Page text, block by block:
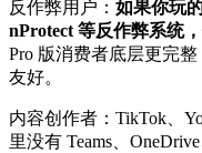
反作弊用户： 如果你玩
nProtect 等反作弊系统
Pro 版消费者底层更完
友好。
内容创作者：TikTok、
里没有 Teams、